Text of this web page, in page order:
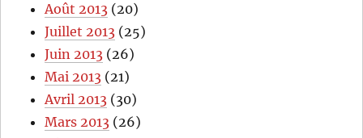
Août 2013 (20)
Juillet 2013 (25)
Juin 2013 (26)
Mai 2013 (21)
Avril 2013 (30)
Mars 2013 (26)